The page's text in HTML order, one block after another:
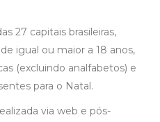
27 capitais brasileiras,
igual ou maior a 18 anos,
(excluindo analfabetos) e
para o Natal.
via web e pós-